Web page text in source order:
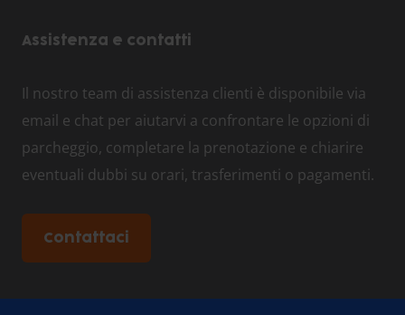
Assistenza e contatti
Il nostro team di assistenza clienti è disponibile via
email e chat per aiutarvi a confrontare le opzioni di
parcheggio, completare la prenotazione e chiarire
eventuali dubbi su orari, trasferimenti o pagamenti.
Contattaci